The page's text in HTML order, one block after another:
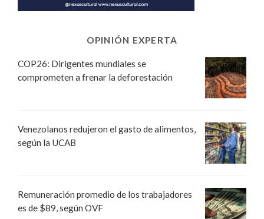
OPINIÓN EXPERTA
COP26: Dirigentes mundiales se
comprometen a frenar la deforestación
Venezolanos redujeron el gasto de alimentos,
según la UCAB
Remuneración promedio de los trabajadores
es de $89, según OVF